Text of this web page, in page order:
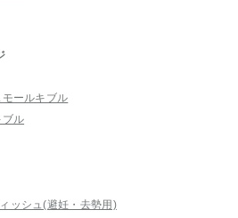
ールキブル
ブル
ッシュ(避妊・去勢用)